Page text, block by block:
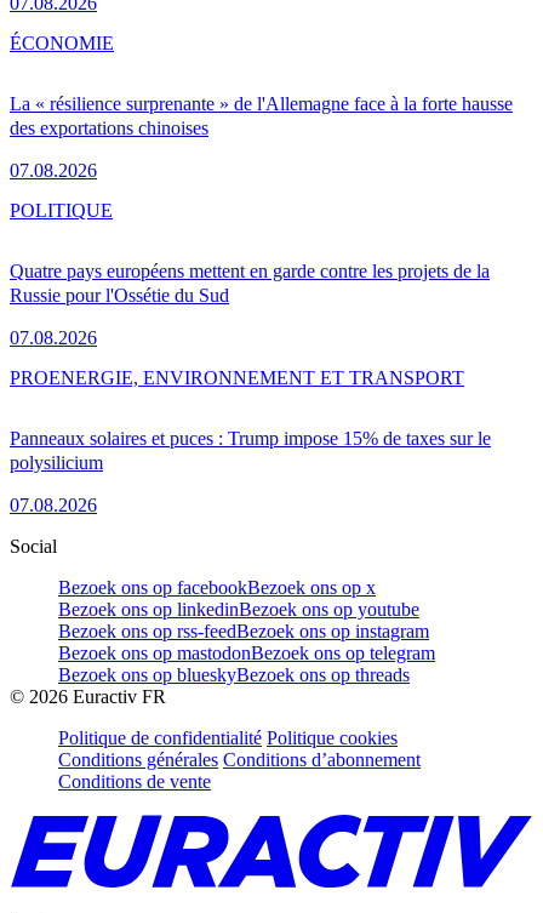
La « résilience surprenante » de l'Allemagne face à la forte hausse
des exportations chinoises
07.08.2026
ÉCONOMIE
Quatre pays européens mettent en garde contre les projets de la
Russie pour l'Ossétie du Sud
07.08.2026
POLITIQUE
Panneaux solaires et puces : Trump impose 15% de taxes sur le
polysilicium
07.08.2026
PROENERGIE, ENVIRONNEMENT ET TRANSPORT
Social
Bezoek ons op facebookBezoek ons op x
Bezoek ons op linkedinBezoek ons op youtube
Bezoek ons op rss-feedBezoek ons op instagram
Bezoek ons op mastodonBezoek ons op telegram
Bezoek ons op blueskyBezoek ons op threads
© 2026 Euractiv FR
Politique de confidentialité Politique cookies
Conditions générales Conditions d’abonnement
Conditions de vente